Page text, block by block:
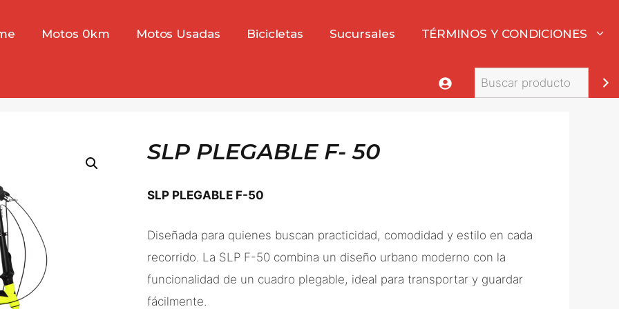
Motos 0km Motos Usadas Bicicletas Sucursales TÉRMINOS Y CONDICIONES
Buscar
SLP PLEGABLE F- 50
SLP PLEGABLE F-50
Diseñada para quienes buscan practicidad, comodidad y estilo en cada
recorrido. La SLP F-50 combina un diseño urbano moderno con la
funcionalidad de un cuadro plegable, ideal para transportar y guardar
fácilmente.